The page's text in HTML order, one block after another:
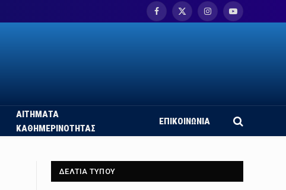
Facebook
X
InstagramYouTube
ΑΙΤΗΜΑΤΑ
ΚΑΘΗΜΕΡΙΝΟΤΗΤΑΣ
ΕΠΙΚΟΙΝΩΝΙΑ
ΔΕΛΤΙΑ ΤΥΠΟΥ